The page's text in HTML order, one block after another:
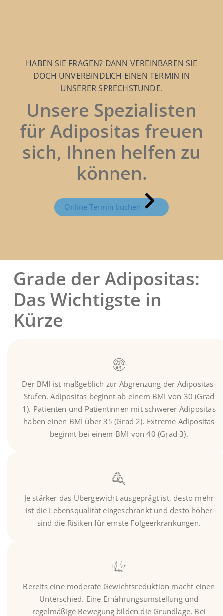
HABEN SIE FRAGEN? DANN VEREINBAREN SIE
DOCH UNVERBINDLICH EINEN TERMIN IN
UNSERER SPRECHSTUNDE.
Unsere Spezialisten
für Adipositas freuen
sich, Ihnen helfen zu
können.
Online Termin buchen
Grade der Adipositas:
Das Wichtigste in
Kürze
Der BMI ist maßgeblich zur Abgrenzung der Adipositas-
Stufen. Adipositas beginnt ab einem BMI von 30 (Grad
1). Patienten und Patientinnen mit schwerer Adipositas
haben einen BMI über 35 (Grad 2). Extreme Adipositas
beginnt bei einem BMI von 40 (Grad 3).
Je stärker das Übergewicht ausgeprägt ist, desto mehr
ist die Lebensqualität eingeschränkt und desto höher
sind die Risiken für ernste Folgeerkrankungen.
Bereits eine moderate Gewichtsreduktion macht einen
Unterschied. Eine Ernährungsumstellung und
regelmäßige Bewegung bilden die Grundlage. Bei